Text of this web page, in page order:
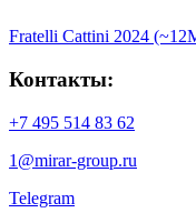
Fratelli Cattini 2024
Контакты:
+7 495 514 83 62
1@mirar-group.ru
Telegram